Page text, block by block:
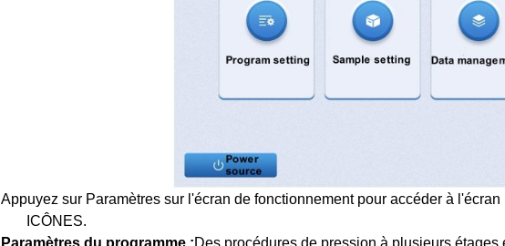
Appuyez sur Paramètres sur l'écran de fonctionnement pour accéder à
ICÔNES.
Paramètres du programme :Des procédures de pression à plusieurs